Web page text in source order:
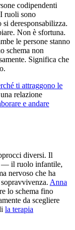
codipendenti
ruoli sono
deresponsabilizza.
Non è sfortuna.
le persone stanno
schema non
Significa che
ti attraggono le
relazione
e andare
diversi. Il
— il ruolo infantile,
nervoso che ha
Anna
lo schema fino
da scegliere
la terapia